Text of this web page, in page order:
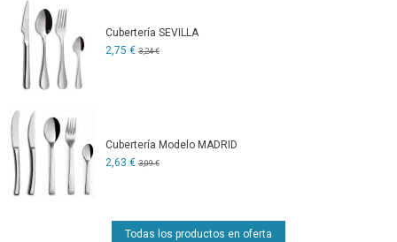
Cubertería SEVILLA
2,75 € 3,24 €
Cubertería Modelo MADRID
2,63 € 3,09 €
Todas los productos en oferta